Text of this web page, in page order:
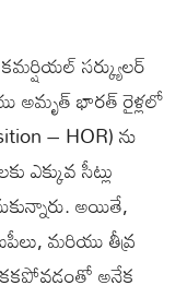
సర్క్యులర్
అమృత్ భారత్ రైళ్లలో
– HOR) ను
ఎక్కువ సీట్లు
అయితే,
మరియు తీవ్ర
అనేక